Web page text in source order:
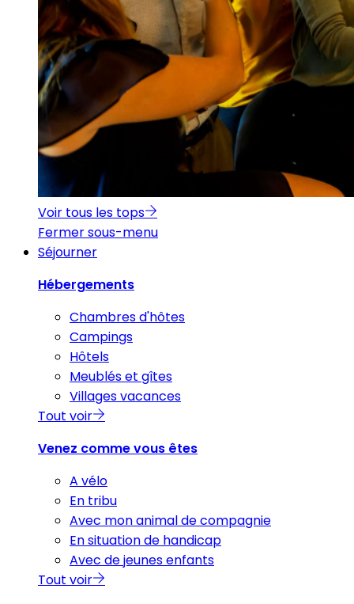
Voir tous les tops
Fermer sous-menu
Séjourner
Hébergements
Chambres d'hôtes
Campings
Hôtels
Meublés et gîtes
Villages vacances
Tout voir
Venez comme vous êtes
A vélo
En tribu
Avec mon animal de compagnie
En situation de handicap
Avec de jeunes enfants
Tout voir